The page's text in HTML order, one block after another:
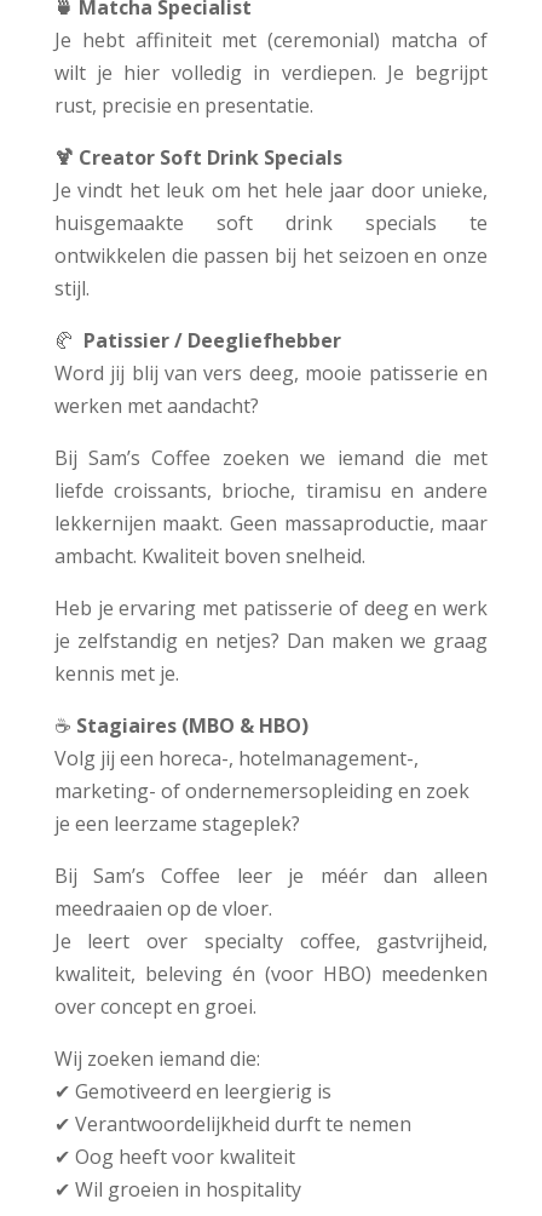
🍵 Matcha Specialist
Je hebt affiniteit met (ceremonial) matcha of
wilt je hier volledig in verdiepen. Je begrijpt
rust, precisie en presentatie.
🍹 Creator Soft Drink Specials
Je vindt het leuk om het hele jaar door unieke,
huisgemaakte soft drink specials te
ontwikkelen die passen bij het seizoen en onze
stijl.
🥐 Patissier / Deegliefhebber
Word jij blij van vers deeg, mooie patisserie en
werken met aandacht?
Bij Sam’s Coffee zoeken we iemand die met
liefde croissants, brioche, tiramisu en andere
lekkernijen maakt. Geen massaproductie, maar
ambacht. Kwaliteit boven snelheid.
Heb je ervaring met patisserie of deeg en werk
je zelfstandig en netjes? Dan maken we graag
kennis met je.
☕️ Stagiaires (MBO & HBO)
Volg jij een horeca-, hotelmanagement-,
marketing- of ondernemersopleiding en zoek
je een leerzame stageplek?
Bij Sam’s Coffee leer je méér dan alleen
meedraaien op de vloer.
Je leert over specialty coffee, gastvrijheid,
kwaliteit, beleving én (voor HBO) meedenken
over concept en groei.
Wij zoeken iemand die:
✔ Gemotiveerd en leergierig is
✔ Verantwoordelijkheid durft te nemen
✔ Oog heeft voor kwaliteit
✔ Wil groeien in hospitality